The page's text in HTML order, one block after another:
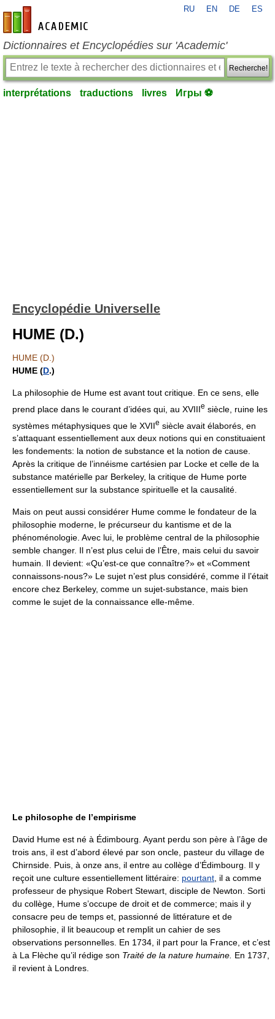
fr-academic.com
RU EN DE ES
Dictionnaires et Encyclopédies sur 'Academic'
Recherche!
interprétations traductions livres Игры ⚽
Encyclopédie Universelle
HUME (D.)
HUME (D.)
HUME (D.)
La philosophie de Hume est avant tout critique. En ce sens, elle
prend place dans le courant d’idées qui, au XVIIIe siècle, ruine les
systèmes métaphysiques que le XVIIe siècle avait élaborés, en
s’attaquant essentiellement aux deux notions qui en constituaient
les fondements: la notion de substance et la notion de cause.
Après la critique de l’innéisme cartésien par Locke et celle de la
substance matérielle par Berkeley, la critique de Hume porte
essentiellement sur la substance spirituelle et la causalité.
Mais on peut aussi considérer Hume comme le fondateur de la
philosophie moderne, le précurseur du kantisme et de la
phénoménologie. Avec lui, le problème central de la philosophie
semble changer. Il n’est plus celui de l’Être, mais celui du savoir
humain. Il devient: «Qu’est-ce que connaître?» et «Comment
connaissons-nous?» Le sujet n’est plus considéré, comme il l’était
encore chez Berkeley, comme un sujet-substance, mais bien
comme le sujet de la connaissance elle-même.
Le philosophe de l’empirisme
David Hume est né à Édimbourg. Ayant perdu son père à l’âge de
trois ans, il est d’abord élevé par son oncle, pasteur du village de
Chirnside. Puis, à onze ans, il entre au collège d’Édimbourg. Il y
reçoit une culture essentiellement littéraire: pourtant, il a comme
professeur de physique Robert Stewart, disciple de Newton. Sorti
du collège, Hume s’occupe de droit et de commerce; mais il y
consacre peu de temps et, passionné de littérature et de
philosophie, il lit beaucoup et remplit un cahier de ses
observations personnelles. En 1734, il part pour la France, et c’est
à La Flèche qu’il rédige son Traité de la nature humaine. En 1737,
il revient à Londres.